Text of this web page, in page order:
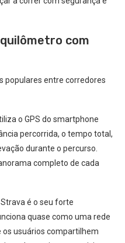
com
populares entre corredores
o GPS do smartphone
percorrida, o tempo total,
durante o percurso.
completo de cada
é o seu forte
quase como uma rede
usuários compartilhem